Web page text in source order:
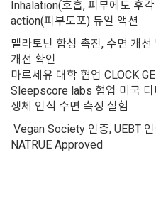
Inhalation(호흡, 피부에도 후
action(피부도포) 듀얼 액션
멜라토닌 합성 촉진, 수면 개
개선 확인
마르세유 대학 협업 CLOCK
Sleepscore labs 협업 미국
생체 인식 수면 측정 실험
Vegan Society 인증, UEBT
NATRUE Approved